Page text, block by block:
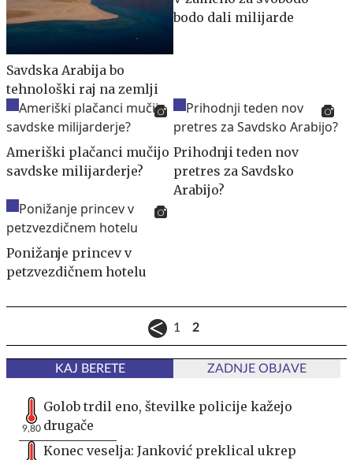
Savdska Arabija bo
tehnološki raj na zemlji
bodo dali milijarde
Ameriški plačanci mučijo
savdske milijarderje?
Prihodnji teden nov
pretres za Savdsko
Arabijo?
Ponižanje princev v
petzvezdičnem hotelu
1 2
KAJ BERETE ZADNJE OBJAVE
9,80
Golob trdil eno, številke policije kažejo
drugače
Konec veselja: Janković preklical ukrep